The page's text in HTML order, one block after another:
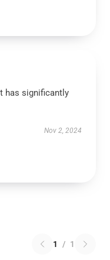
has significantly
Nov 2, 2024
1 / 1